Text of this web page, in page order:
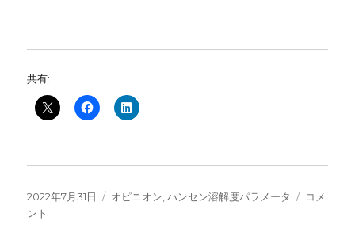
共有:
投
稿
2022年7月31日
カ
オピニオン ,ハンセン溶解度パラメータ
ど
コメ
ント